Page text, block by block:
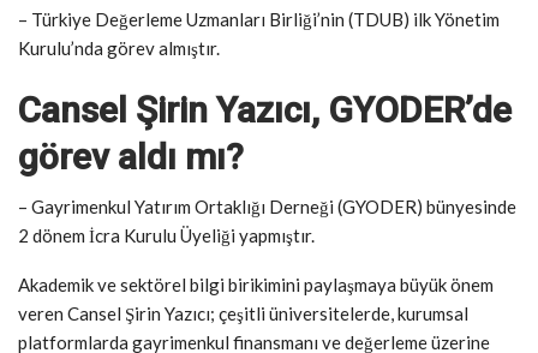
– Türkiye Değerleme Uzmanları Birliği’nin (TDUB) ilk Yönetim
Kurulu’nda görev almıştır.
Cansel Şirin Yazıcı, GYODER’de
görev aldı mı?
– Gayrimenkul Yatırım Ortaklığı Derneği (GYODER) bünyesinde
2 dönem İcra Kurulu Üyeliği yapmıştır.
Akademik ve sektörel bilgi birikimini paylaşmaya büyük önem
veren Cansel Şirin Yazıcı; çeşitli üniversitelerde, kurumsal
platformlarda gayrimenkul finansmanı ve değerleme üzerine